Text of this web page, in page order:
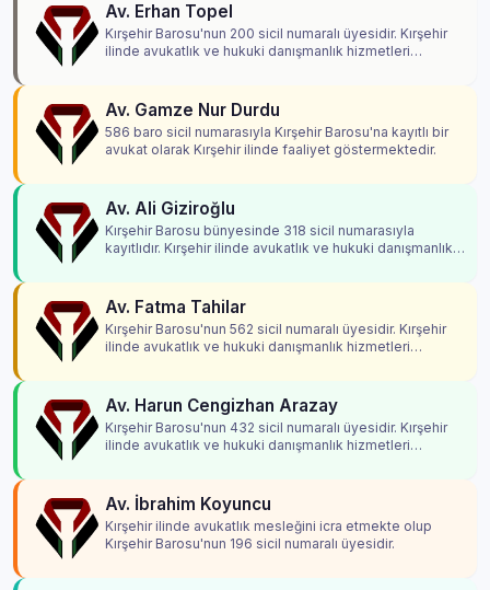
Av. Erhan Topel
Kırşehir Barosu'nun 200 sicil numaralı üyesidir. Kırşehir
ilinde avukatlık ve hukuki danışmanlık hizmetleri
Av. Gamze Nur Durdu
586 baro sicil numarasıyla Kırşehir Barosu'na kayıtlı bir
avukat olarak Kırşehir ilinde faaliyet göstermektedir.
Av. Ali Giziroğlu
Kırşehir Barosu bünyesinde 318 sicil numarasıyla
kayıtlıdır. Kırşehir ilinde avukatlık ve hukuki danışmanlık
Av. Fatma Tahilar
Kırşehir Barosu'nun 562 sicil numaralı üyesidir. Kırşehir
ilinde avukatlık ve hukuki danışmanlık hizmetleri
Av. Harun Cengizhan Arazay
Kırşehir Barosu'nun 432 sicil numaralı üyesidir. Kırşehir
ilinde avukatlık ve hukuki danışmanlık hizmetleri
Av. İbrahim Koyuncu
Kırşehir ilinde avukatlık mesleğini icra etmekte olup
Kırşehir Barosu'nun 196 sicil numaralı üyesidir.